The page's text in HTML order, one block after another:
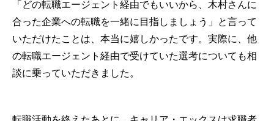
「どの転職エージェント経由でもいいから、木村さんに
合った企業への転職を一緒に目指しましょう」と言って
いただけたことは、本当に嬉しかったです。実際に、他
の転職エージェント経由で受けていた選考についても相
談に乗っていただきました。